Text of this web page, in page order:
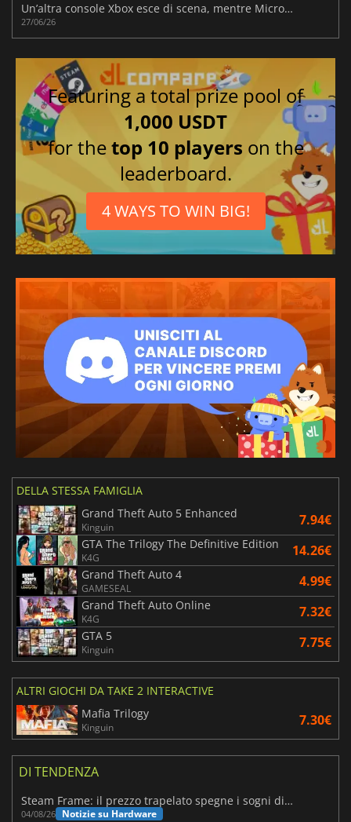
Un’altra console Xbox esce di scena, mentre Microsoft aumenta i prezzi della Serie quest’estate
27/06/26
Featuring a total prize pool of
1,000 USDT
for thetop 10 players on the
leaderboard.
4 WAYS TO WIN BIG!
DELLA STESSA FAMIGLIA
Grand Theft Auto 5 Enhanced
Kinguin 7.94€
GTA The Trilogy The Definitive Edition
K4G 14.26€
Grand Theft Auto 4
GAMESEAL 4.99€
Grand Theft Auto Online
K4G 7.32€
GTA 5
Kinguin 7.75€
ALTRI GIOCHI DA TAKE 2 INTERACTIVE
Mafia Trilogy
Kinguin 7.30€
DI TENDENZA
Steam Frame: il prezzo trapelato spegne i sogni di un VR economico
04/08/26 Notizie su Hardware